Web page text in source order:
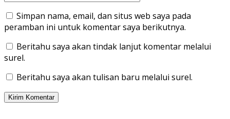
Simpan nama, email, dan situs web saya pada
peramban ini untuk komentar saya berikutnya.
Beritahu saya akan tindak lanjut komentar melalui
surel.
Beritahu saya akan tulisan baru melalui surel.